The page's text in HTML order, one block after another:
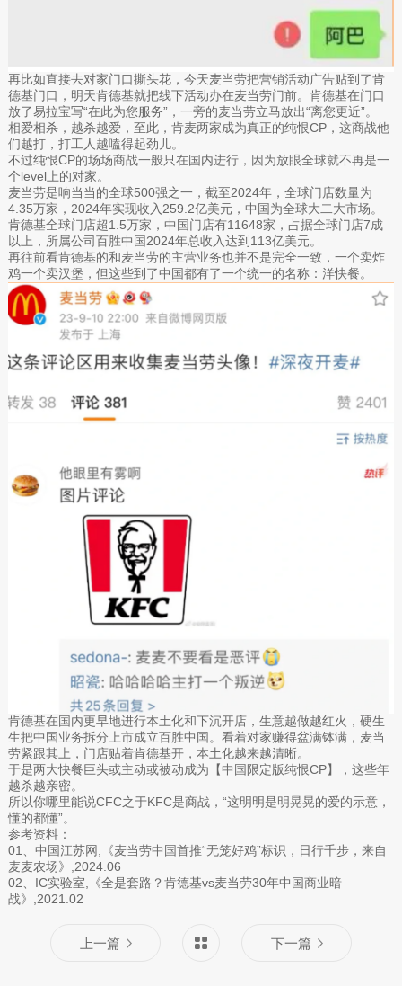
再比如直接去对家门口撕头花，今天麦当劳把营销活动广告贴到了肯
德基门口，明天肯德基就把线下活动办在麦当劳门前。肯德基在门口
放了易拉宝写“在此为您服务”，一旁的麦当劳立马放出“离您更近”。
相爱相杀，越杀越爱，至此，肯麦两家成为真正的纯恨CP，这商战他
们越打，打工人越嗑得起劲儿。
不过纯恨CP的场场商战一般只在国内进行，因为放眼全球就不再是一
个level上的对家。
麦当劳是响当当的全球500强之一，截至2024年，全球门店数量为
4.35万家，2024年实现收入259.2亿美元，中国为全球大二大市场。
肯德基全球门店超1.5万家，中国门店有11648家，占据全球门店7成
以上，所属公司百胜中国2024年总收入达到113亿美元。
再往前看肯德基的和麦当劳的主营业务也并不是完全一致，一个卖炸
鸡一个卖汉堡，但这些到了中国都有了一个统一的名称：洋快餐。
肯德基在国内更早地进行本土化和下沉开店，生意越做越红火，硬生
生把中国业务拆分上市成立百胜中国。看着对家赚得盆满钵满，麦当
劳紧跟其上，门店贴着肯德基开，本土化越来越清晰。
于是两大快餐巨头或主动或被动成为【中国限定版纯恨CP】，这些年
越杀越亲密。
所以你哪里能说CFC之于KFC是商战，“这明明是明晃晃的爱的示意，
懂的都懂”。
参考资料：
01、中国江苏网,《麦当劳中国首推“无笼好鸡”标识，日行千步，来自
麦麦农场》,2024.06
02、IC实验室,《全是套路？肯德基vs麦当劳30年中国商业暗
战》,2021.02
上一篇 下一篇